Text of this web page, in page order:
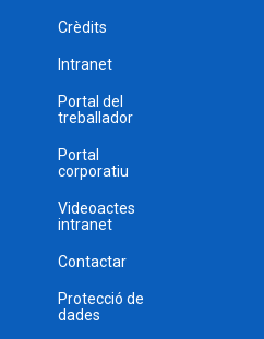
Crèdits
Intranet
Portal del
treballador
Portal
corporatiu
Videoactes
intranet
Contactar
Protecció de
dades